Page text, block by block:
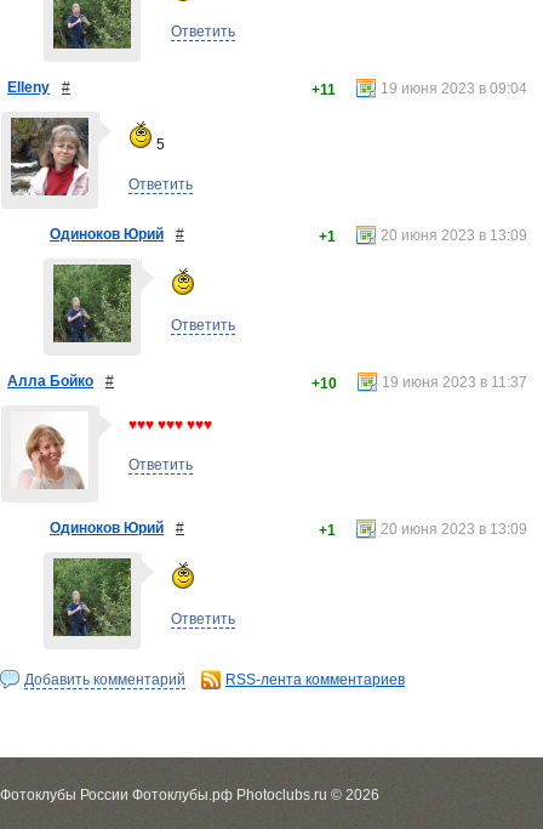
Ответить
Elleny # 19 июня 2023 в 09:04
+11
5
Ответить
Одиноков Юрий # 20 июня 2023 в 13:09
+1
Ответить
Алла Бойко # 19 июня 2023 в 11:37
+10
♥♥♥ ♥♥♥ ♥♥♥
Ответить
Одиноков Юрий # 20 июня 2023 в 13:09
+1
Ответить
Добавить комментарий RSS-лента комментариев
Фотоклубы России Фотоклубы.рф Photoclubs.ru © 2026